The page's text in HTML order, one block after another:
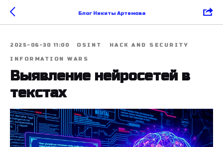
Блог Никиты Артемова
2025-06-30 11:00 OSINT HACK AND SECURITY
INFORMATION WARS
Выявление нейросетей в
текстах